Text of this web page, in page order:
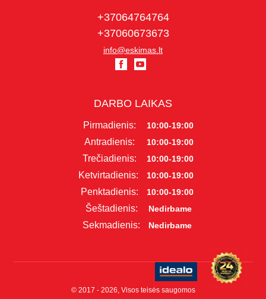
+37064764764
+37060673673
info@eskimas.lt
DARBO LAIKAS
Pirmadienis: 10:00-19:00
Antradienis: 10:00-19:00
Trečiadienis: 10:00-19:00
Ketvirtadienis: 10:00-19:00
Penktadienis: 10:00-19:00
Šeštadienis: Nedirbame
Sekmadienis: Nedirbame
© 2017 - 2026, Visos teisės saugomos